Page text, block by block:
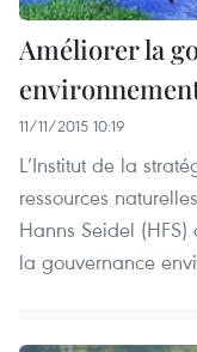
Améliorer la
11/11/2015 10:19
L’Institut de la
ressources
Hanns Seidel
la gouvernance